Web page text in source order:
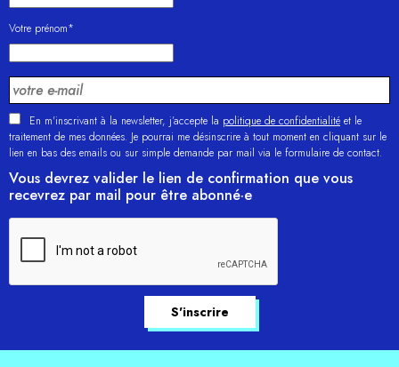
Votre prénom*
En m'inscrivant à la newsletter, j’accepte la politique de confidentialité et le
traitement de mes données. Je pourrai me désinscrire à tout moment en cliquant sur le
lien en bas des emails ou sur simple demande par mail via le formulaire de contact.
Vous devrez valider le lien de confirmation que vous
recevrez par mail pour être abonné·e